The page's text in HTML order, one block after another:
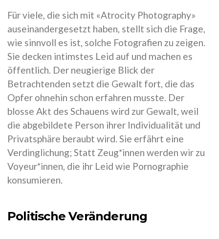
Für viele, die sich mit «Atrocity Photography»
auseinandergesetzt haben, stellt sich die Frage,
wie sinnvoll es ist, solche Fotografien zu zeigen.
Sie decken intimstes Leid auf und machen es
öffentlich. Der neugierige Blick der
Betrachtenden setzt die Gewalt fort, die das
Opfer ohnehin schon erfahren musste. Der
blosse Akt des Schauens wird zur Gewalt, weil
die abgebildete Person ihrer Individualität und
Privatsphäre beraubt wird. Sie erfährt eine
Verdinglichung; Statt Zeug*innen werden wir zu
Voyeur*innen, die ihr Leid wie Pornographie
konsumieren.
Politische Veränderung